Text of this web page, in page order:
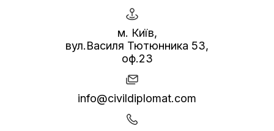
м. Київ,
вул.Василя Тютюнника 53,
оф.23
info@civildiplomat.com